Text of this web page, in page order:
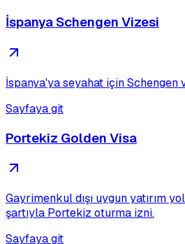
İspanya Schengen Vizesi
İspanya'ya seyahat için Schengen
Sayfaya git
Portekiz Golden Visa
Gayrimenkul dışı uygun yatırım
şartıyla Portekiz oturma izni.
Sayfaya git